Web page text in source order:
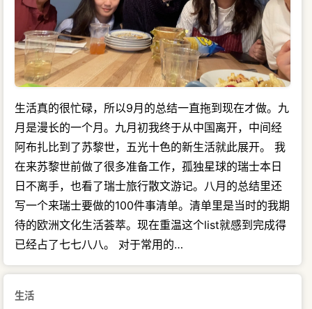
生活真的很忙碌，所以9月的总结一直拖到现在才做。九
月是漫长的一个月。九月初我终于从中国离开，中间经
阿布扎比到了苏黎世，五光十色的新生活就此展开。 我
在来苏黎世前做了很多准备工作，孤独星球的瑞士本日
日不离手，也看了瑞士旅行散文游记。八月的总结里还
写一个来瑞士要做的100件事清单。清单里是当时的我期
待的欧洲文化生活荟萃。现在重温这个list就感到完成得
已经占了七七八八。 对于常用的…
生活